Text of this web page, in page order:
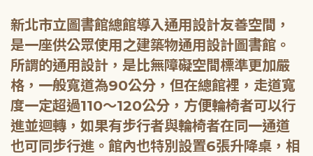
新北市立圖書館總館導入通用設計友善空間，
是一座供公眾使用之建築物通用設計圖書館。
所謂的通用設計，是比無障礙空間標準更加嚴
格，一般寬道為90公分，但在總館裡，走道寬
度一定超過110～120公分，方便輪椅者可以行
進並迴轉，如果有步行者與輪椅者在同一通道
也可同步行進。館內也特別設置6張升降桌，相